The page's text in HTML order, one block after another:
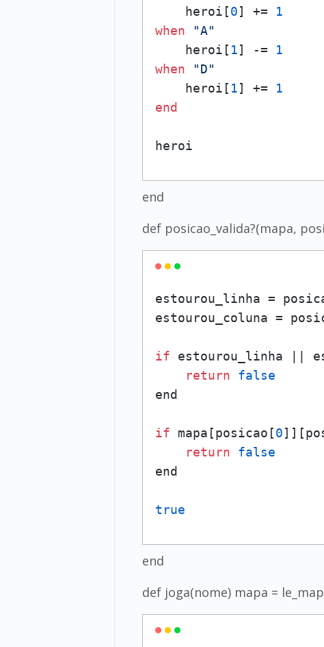
    heroi[
0] +=
1
when
"A"
    heroi[
1] -=
1
when
"D"
    heroi[
1] +=
1
end
heroi
end
def posicao_valida?(mapa,
estourou_linha =
estourou_coluna =
if estourou_linha ||
return
false
end
if mapa[posicao[0
return
false
end
true
end
def joga(nome) mapa =